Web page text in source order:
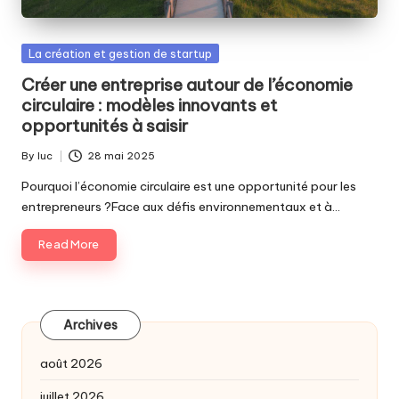
Posted
La création et gestion de startup
Créer une entreprise autour de l’économie
circulaire : modèles innovants et
opportunités à saisir
Posted
by
By luc 28 mai 2025
Pourquoi l’économie circulaire est une opportunité pour les
entrepreneurs ?Face aux défis environnementaux et à…
Read More
Archives
août 2026